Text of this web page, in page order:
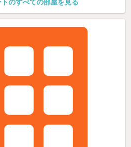
のすべての部屋を見る